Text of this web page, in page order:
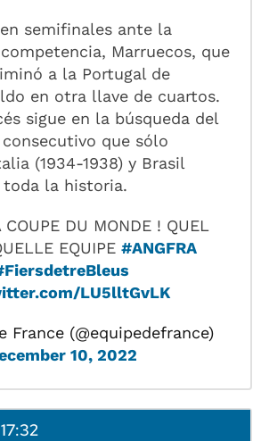
semifinales ante la
Marruecos, que
a la Portugal de
en otra llave de cuartos.
sigue en la búsqueda del
que sólo
(1934-1938) y Brasil
toda la historia.
DU MONDE ! QUEL
EQUIPE #ANGFRA
LU5lltGvLK
France (@equipedefrance)
10, 2022